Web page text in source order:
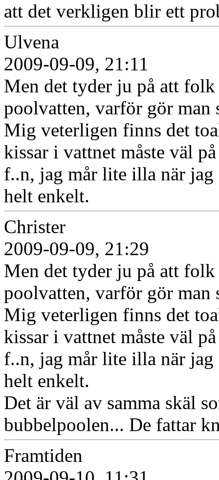
att det verkligen blir ett
Ulvena
2009-09-09, 21:11
Men det tyder ju på att
poolvatten, varför gör man
Mig veterligen finns det
kissar i vattnet måste väl
f..n, jag mår lite illa när
helt enkelt.
Christer
2009-09-09, 21:29
Men det tyder ju på att
poolvatten, varför gör man
Mig veterligen finns det
kissar i vattnet måste väl
f..n, jag mår lite illa när
helt enkelt.
Det är väl av samma skäl
bubbelpoolen... De fattar
Framtiden